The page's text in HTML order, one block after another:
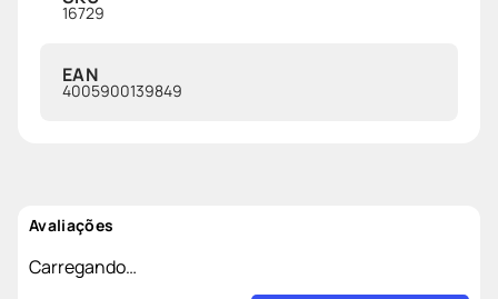
16729
EAN
4005900139849
Avaliações
Carregando…